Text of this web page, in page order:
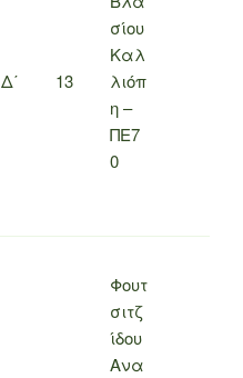
Δ΄ 13
σίου
Καλ
λιόπ
η –
ΠΕ7
0
Φουτ
σιτζ
ίδου
Ανα